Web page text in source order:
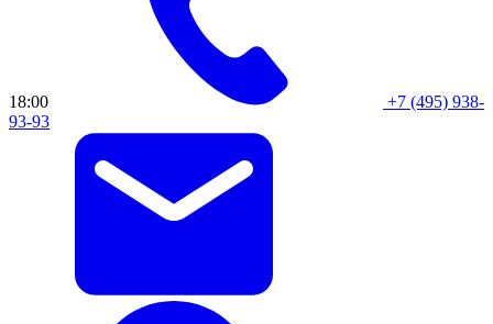
18:00
+7 (495) 938-
93-93